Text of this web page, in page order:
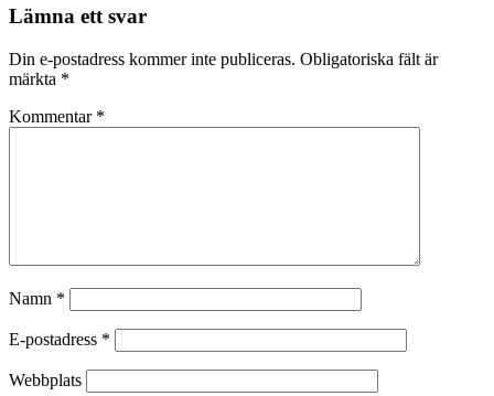
Lämna ett svar
Din e-postadress kommer inte publiceras. Obligatoriska fält är
märkta *
Kommentar *
Namn *
E-postadress *
Webbplats